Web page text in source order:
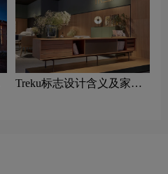
Treku标志设计含义及家具